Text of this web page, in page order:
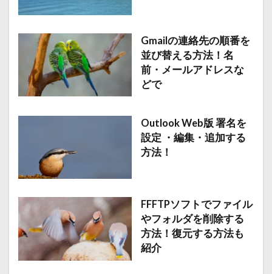
Gmailの連絡先の順番を
並び替える方法！名
前・メールアドレスな
どで
Outlook Web版 署名を
設定 ・編集・追加する
方法！
FFFTPソフトでファイル
やフォルダを削除する
方法！復元する方法も
紹介